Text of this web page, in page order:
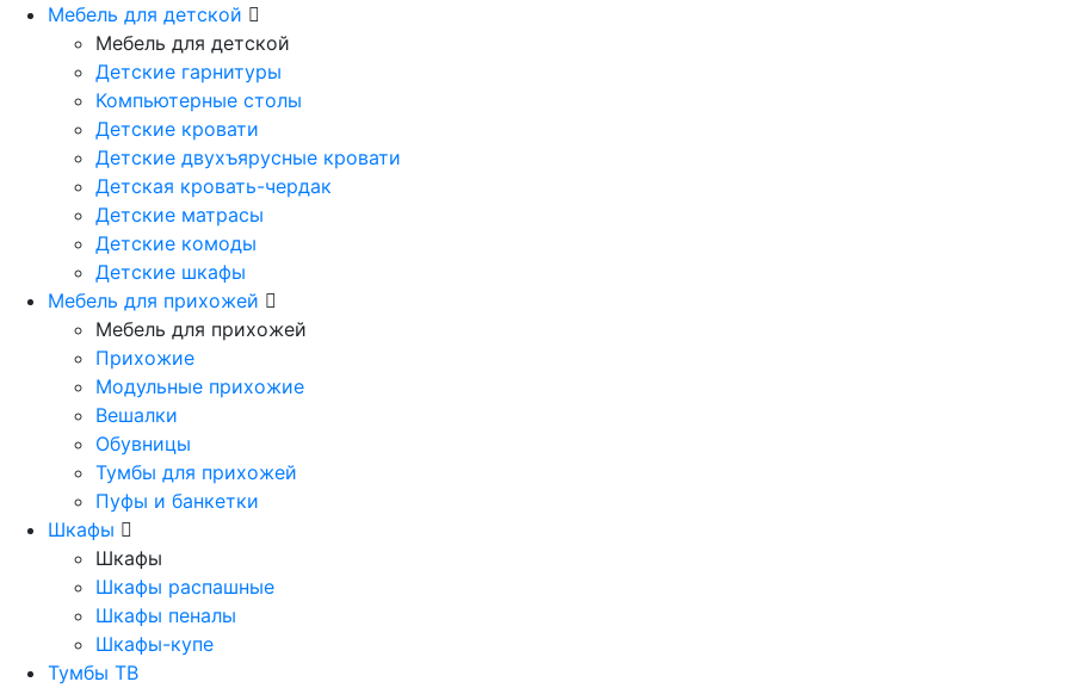
Мебель для детской
Мебель для детской
Детские гарнитуры
Компьютерные столы
Детские кровати
Детские двухъярусные кровати
Детская кровать-чердак
Детские матрасы
Детские комоды
Детские шкафы
Мебель для прихожей
Мебель для прихожей
Прихожие
Модульные прихожие
Вешалки
Обувницы
Тумбы для прихожей
Пуфы и банкетки
Шкафы
Шкафы
Шкафы распашные
Шкафы пеналы
Шкафы-купе
Тумбы ТВ